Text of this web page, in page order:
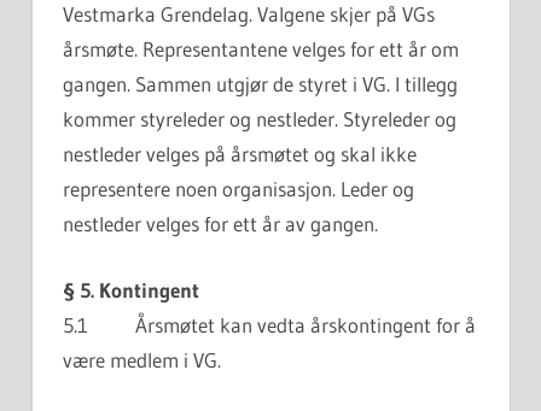
Vestmarka Grendelag. Valgene skjer på VGs
årsmøte. Representantene velges for ett år om
gangen. Sammen utgjør de styret i VG. I tillegg
kommer styreleder og nestleder. Styreleder og
nestleder velges på årsmøtet og skal ikke
representere noen organisasjon. Leder og
nestleder velges for ett år av gangen.
§ 5. Kontingent
5.1 Årsmøtet kan vedta årskontingent for å
være medlem i VG.